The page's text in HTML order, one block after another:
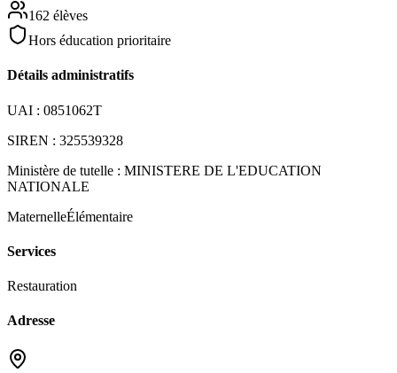
162 élèves
Hors éducation prioritaire
Détails administratifs
UAI : 0851062T
SIREN : 325539328
Ministère de tutelle : MINISTERE DE L'EDUCATION
NATIONALE
MaternelleÉlémentaire
Services
Restauration
Adresse